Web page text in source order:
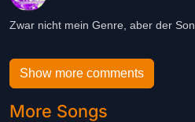
Zwar nicht mein Genre, aber der
Show more comments
More Songs